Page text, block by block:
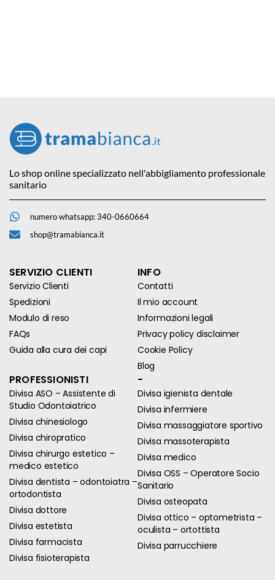
Lo shop online specializzato nell'abbigliamento professionale
sanitario
numero whatsapp: 340-0660664
shop@tramabianca.it
SERVIZIO CLIENTI
Servizio Clienti
Spedizioni
Modulo di reso
FAQs
Guida alla cura dei capi
INFO
Contatti
Il mio account
Informazioni legali
Privacy policy disclaimer
Cookie Policy
Blog
PROFESSIONISTI
Divisa ASO – Assistente di
Studio Odontoiatrico
Divisa chinesiologo
Divisa chiropratico
Divisa chirurgo estetico –
medico estetico
Divisa dentista – odontoiatra –
ortodontista
Divisa dottore
Divisa estetista
Divisa farmacista
Divisa fisioterapista
-
Divisa igienista dentale
Divisa infermiere
Divisa massaggiatore sportivo
Divisa massoterapista
Divisa medico
Divisa OSS – Operatore Socio
Sanitario
Divisa osteopata
Divisa ottico – optometrista –
oculista – ortottista
Divisa parrucchiere